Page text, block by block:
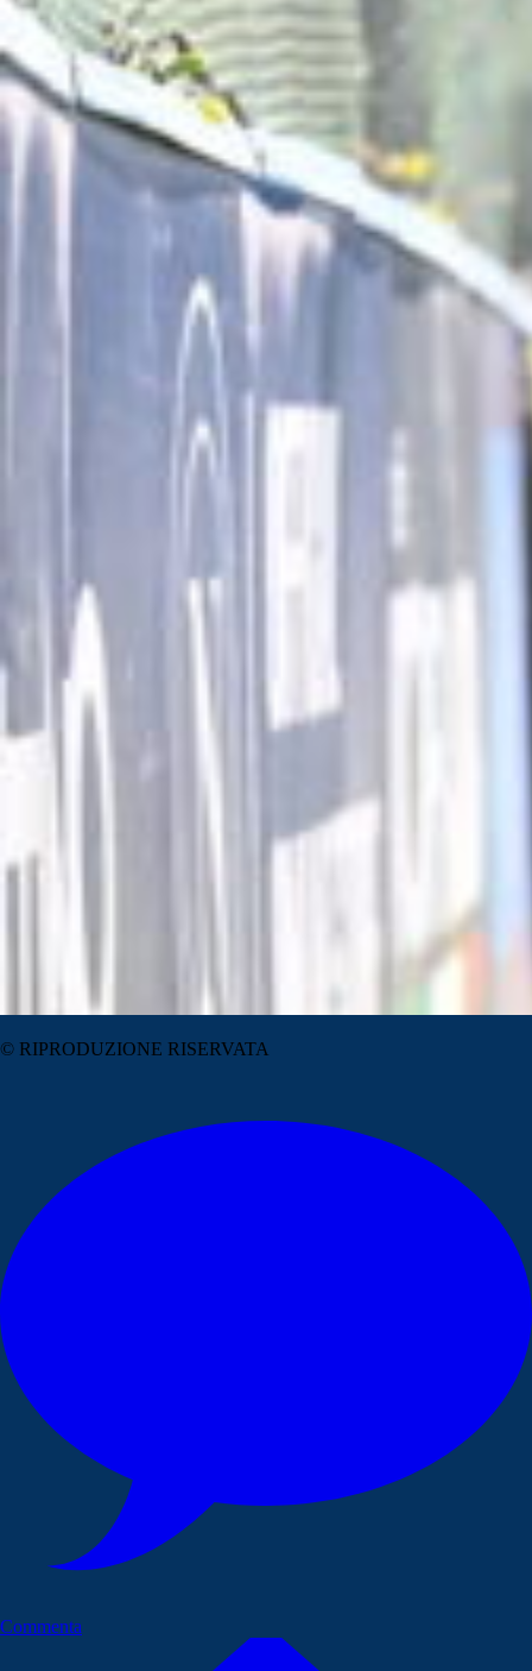
© RIPRODUZIONE RISERVATA
Commenta